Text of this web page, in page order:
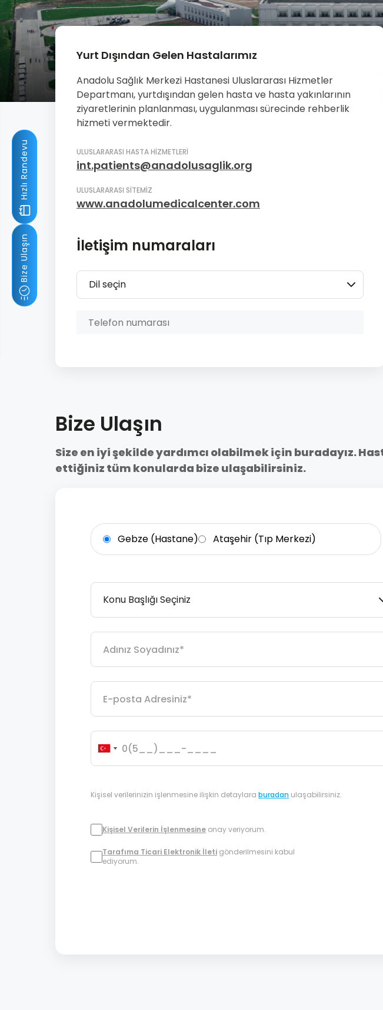
Yurt Dışından Gelen Hastalarımız
Anadolu Sağlık Merkezi Hastanesi Uluslararası Hizmetler
Departmanı, yurtdışından gelen hasta ve hasta yakınlarının
ziyaretlerinin planlanması, uygulanması sürecinde rehberlik
hizmeti vermektedir.
ULUSLARARASI HASTA HİZMETLERİ
int.patients@anadolusaglik.org
ULUSLARARASI SİTEMİZ
www.anadolumedicalcenter.com
İletişim numaraları
Dil seçin
Bize Ulaşın
Size en iyi şekilde yardımcı olabilmek için buradayız.
ettiğiniz tüm konularda bize ulaşabilirsiniz.
Gebze (Hastane) Ataşehir (Tıp Merkezi)
Konu Başlığı Seçiniz
Kişisel verilerinizin işlenmesine ilişkin detaylara buradan ulaşabilirsiniz.
Kişisel Verilerin İşlenmesine onay veriyorum.
Tarafıma Ticari Elektronik İleti gönderilmesini kabul
ediyorum.
Hızlı Randevu
Bize Ulaşın